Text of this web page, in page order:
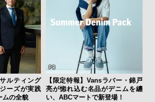
ルティング
ーズが実践
ムの全貌
【限定特報】Vansラバー・錦戸
亮が惚れ込む名品がデニムを纏
い、ABCマートで新登場！